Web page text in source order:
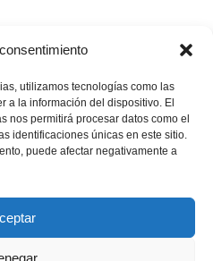
registradas, logos
a sus respectivos
utilizamos tecnologías como las
a la información del dispositivo. El
nos permitirá procesar datos como el
identificaciones únicas en este sitio.
puede afectar negativamente a